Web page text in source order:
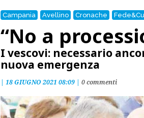
Campania Avellino Cronache
“No a
I vescovi: necessario
nuova emergenza
| 18 GIUGNO 2021 08:09 | 0 commenti